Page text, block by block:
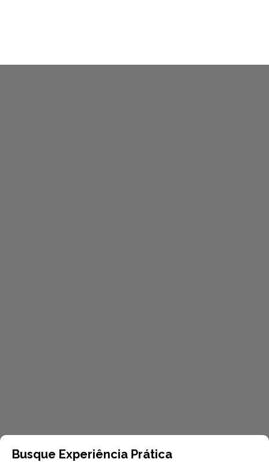
Busque Experiência Prática